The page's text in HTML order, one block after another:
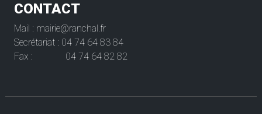
CONTACT
Mail : mairie@ranchal.fr
Secrétariat : 04 74 64 83 84
Fax : 04 74 64 82 82